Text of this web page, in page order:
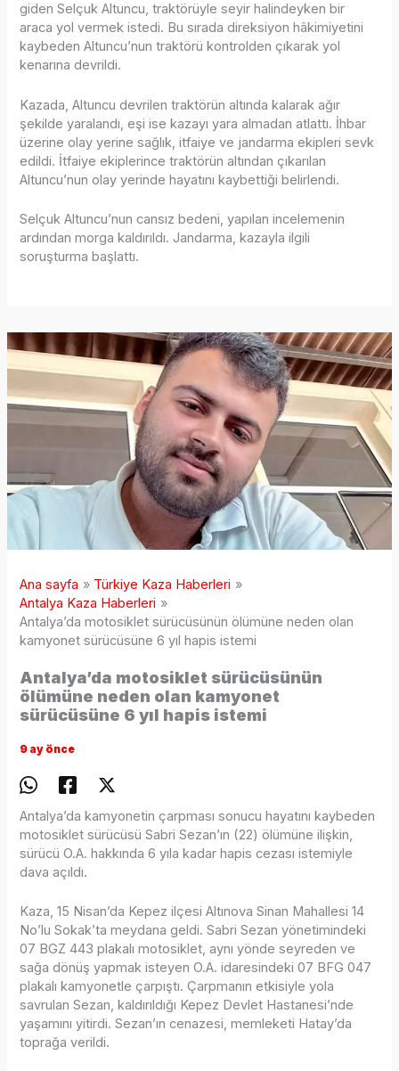
giden Selçuk Altuncu, traktörüyle seyir halindeyken bir
araca yol vermek istedi. Bu sırada direksiyon hâkimiyetini
kaybeden Altuncu’nun traktörü kontrolden çıkarak yol
kenarına devrildi.
Kazada, Altuncu devrilen traktörün altında kalarak ağır
şekilde yaralandı, eşi ise kazayı yara almadan atlattı. İhbar
üzerine olay yerine sağlık, itfaiye ve jandarma ekipleri sevk
edildi. İtfaiye ekiplerince traktörün altından çıkarılan
Altuncu’nun olay yerinde hayatını kaybettiği belirlendi.
Selçuk Altuncu’nun cansız bedeni, yapılan incelemenin
ardından morga kaldırıldı. Jandarma, kazayla ilgili
soruşturma başlattı.
Ana sayfa
Türkiye Kaza Haberleri
Antalya Kaza Haberleri
Antalya’da motosiklet sürücüsünün ölümüne neden olan
kamyonet sürücüsüne 6 yıl hapis istemi
Antalya’da motosiklet sürücüsünün
ölümüne neden olan kamyonet
sürücüsüne 6 yıl hapis istemi
9 ay önce
Antalya’da kamyonetin çarpması sonucu hayatını kaybeden
motosiklet sürücüsü Sabri Sezan’ın (22) ölümüne ilişkin,
sürücü O.A. hakkında 6 yıla kadar hapis cezası istemiyle
dava açıldı.
Kaza, 15 Nisan’da Kepez ilçesi Altınova Sinan Mahallesi 14
No’lu Sokak’ta meydana geldi. Sabri Sezan yönetimindeki
07 BGZ 443 plakalı motosiklet, aynı yönde seyreden ve
sağa dönüş yapmak isteyen O.A. idaresindeki 07 BFG 047
plakalı kamyonetle çarpıştı. Çarpmanın etkisiyle yola
savrulan Sezan, kaldırıldığı Kepez Devlet Hastanesi’nde
yaşamını yitirdi. Sezan’ın cenazesi, memleketi Hatay’da
toprağa verildi.